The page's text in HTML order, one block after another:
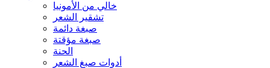
خالي من الأمونيا
تشقير الشعر
صبغة دائمة
صبغة مؤقتة
الحنة
أدوات صبغ الشعر